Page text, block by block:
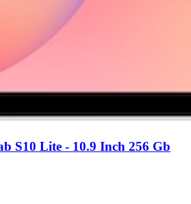
S10 Lite - 10.9 Inch 256 Gb